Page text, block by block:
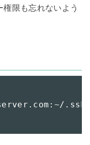
限も忘れないよう
.ssh